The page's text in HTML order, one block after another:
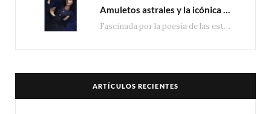
Amuletos astrales y la icónica colección Zodiaque de Van Cleef & Arpels
Fascinada por la poesía de las estrellas, la Maison Van Cleef & Arpels celebra la llegada de las…
ARTÍCULOS RECIENTES